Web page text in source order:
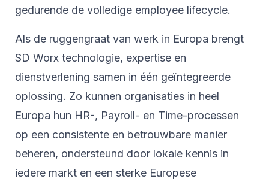
gedurende de volledige employee lifecycle.
Als de ruggengraat van werk in Europa brengt
SD Worx technologie, expertise en
dienstverlening samen in één geïntegreerde
oplossing. Zo kunnen organisaties in heel
Europa hun HR-, Payroll- en Time-processen
op een consistente en betrouwbare manier
beheren, ondersteund door lokale kennis in
iedere markt en een sterke Europese